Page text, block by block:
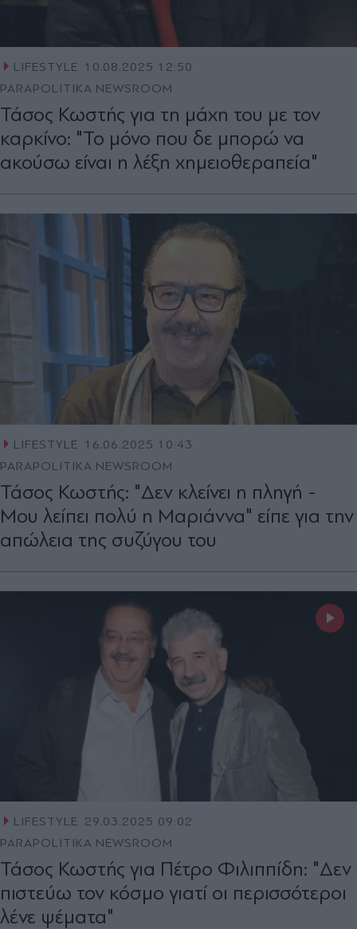
LIFESTYLE 10.08.2025 12:50
PARAPOLITIKA NEWSROOM
Τάσος Κωστής για τη μάχη του με τον
καρκίνο: "Το μόνο που δε μπορώ να
ακούσω είναι η λέξη χημειοθεραπεία"
LIFESTYLE
16.06.2025 10:43
PARAPOLITIKA NEWSROOM
Τάσος Κωστής: "Δεν κλείνει η πληγή -
Μου λείπει πολύ η Μαριάννα" είπε για την
απώλεια της συζύγου του
LIFESTYLE 29.03.2025 09:02
PARAPOLITIKA NEWSROOM
Τάσος Κωστής για Πέτρο Φιλιππίδη: "Δεν
πιστεύω τον κόσμο γιατί οι περισσότεροι
λένε ψέματα"